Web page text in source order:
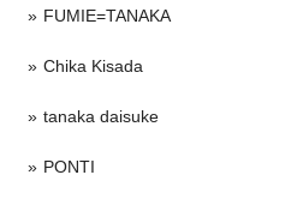
FUMIE=TANAKA
Chika Kisada
tanaka daisuke
PONTI